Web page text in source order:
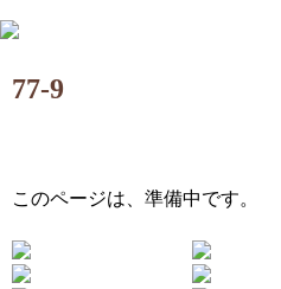
77-9
このページは、準備中です。